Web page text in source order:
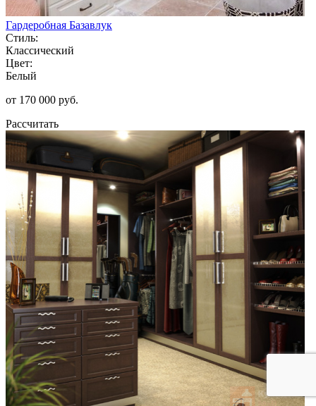
Гардеробная Базавлук
Стиль:
Классический
Цвет:
Белый
от 170 000 руб.
Рассчитать